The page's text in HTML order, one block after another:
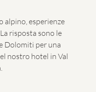
Suite e camere
Minute
Smart Pay
alpino, esperienze
risposta sono le
Dolomiti per una
nostro hotel in Val